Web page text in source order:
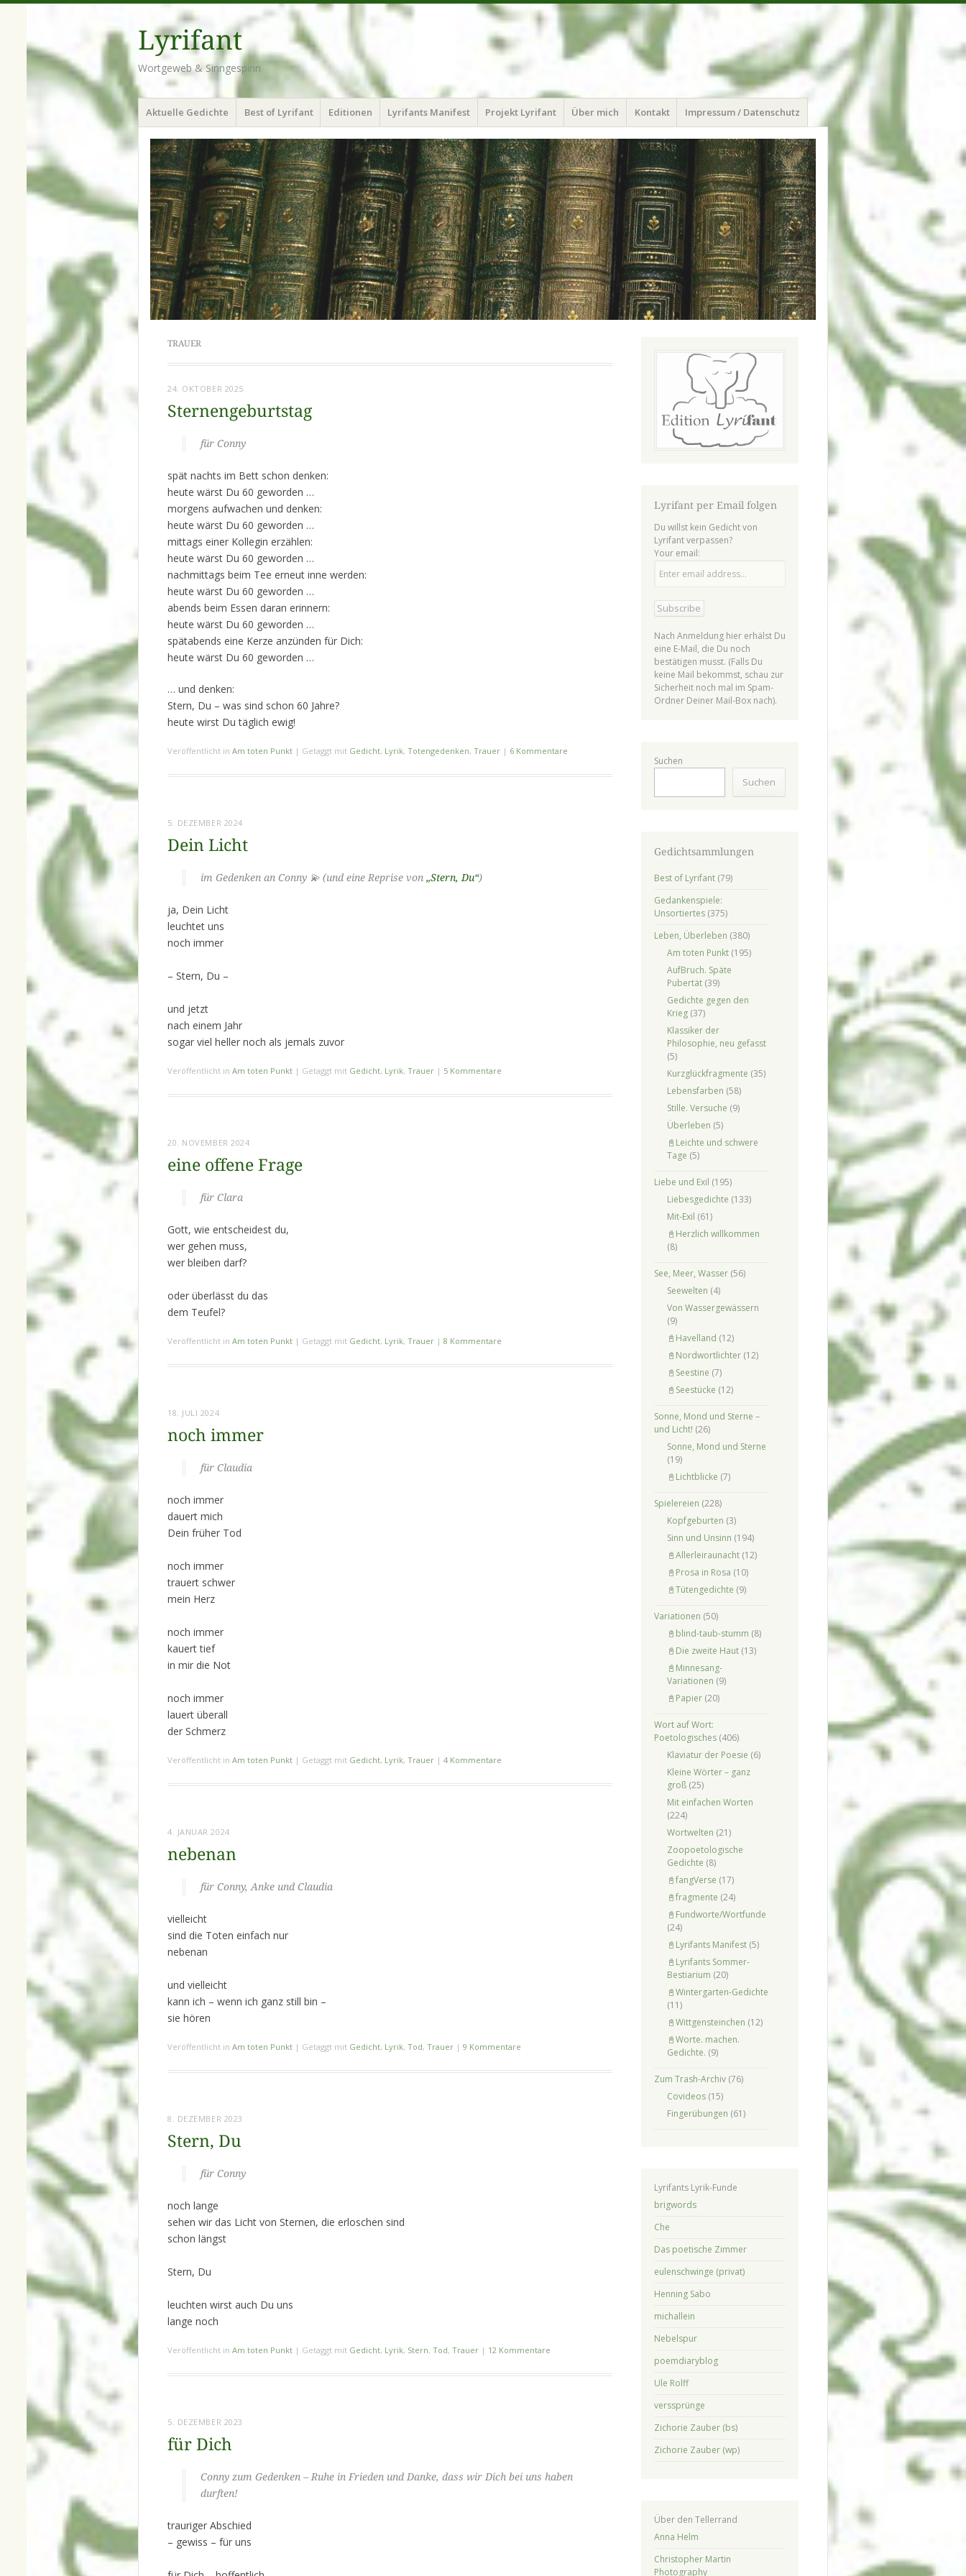
Lyrifant
Wortgeweb & Sinngespinn
Menü
Zum
Inhalt
springen
Aktuelle Gedichte Best of Lyrifant Editionen Lyrifants Manifest Projekt Lyrifant Über mich Kontakt Impressum / Datenschutz
TRAUER
24. OKTOBER 2025
Sternengeburtstag
für Conny
spät nachts im Bett schon denken:
heute wärst Du 60 geworden …
morgens aufwachen und denken:
heute wärst Du 60 geworden …
mittags einer Kollegin erzählen:
heute wärst Du 60 geworden …
nachmittags beim Tee erneut inne werden:
heute wärst Du 60 geworden …
abends beim Essen daran erinnern:
heute wärst Du 60 geworden …
spätabends eine Kerze anzünden für Dich:
heute wärst Du 60 geworden …
… und denken:
Stern, Du – was sind schon 60 Jahre?
heute wirst Du täglich ewig!
Veröffentlicht in Am toten Punkt | Getaggt mit Gedicht, Lyrik, Totengedenken, Trauer | 6 Kommentare
5. DEZEMBER 2024
Dein Licht
im Gedenken an Conny 💫 (und eine Reprise von „Stern, Du“)
ja, Dein Licht
leuchtet uns
noch immer
– Stern, Du –
und jetzt
nach einem Jahr
sogar viel heller noch als jemals zuvor
Veröffentlicht in Am toten Punkt | Getaggt mit Gedicht, Lyrik, Trauer | 5 Kommentare
20. NOVEMBER 2024
eine offene Frage
für Clara
Gott, wie entscheidest du,
wer gehen muss,
wer bleiben darf?
oder überlässt du das
dem Teufel?
Veröffentlicht in Am toten Punkt | Getaggt mit Gedicht, Lyrik, Trauer | 8 Kommentare
18. JULI 2024
noch immer
für Claudia
noch immer
dauert mich
Dein früher Tod
noch immer
trauert schwer
mein Herz
noch immer
kauert tief
in mir die Not
noch immer
lauert überall
der Schmerz
Veröffentlicht in Am toten Punkt | Getaggt mit Gedicht, Lyrik, Trauer | 4 Kommentare
4. JANUAR 2024
nebenan
für Conny, Anke und Claudia
vielleicht
sind die Toten einfach nur
nebenan
und vielleicht
kann ich – wenn ich ganz still bin –
sie hören
Veröffentlicht in Am toten Punkt | Getaggt mit Gedicht, Lyrik, Tod, Trauer | 9 Kommentare
8. DEZEMBER 2023
Stern, Du
für Conny
noch lange
sehen wir das Licht von Sternen, die erloschen sind
schon längst
Stern, Du
leuchten wirst auch Du uns
lange noch
Veröffentlicht in Am toten Punkt | Getaggt mit Gedicht, Lyrik, Stern, Tod, Trauer | 12 Kommentare
5. DEZEMBER 2023
für Dich
Conny zum Gedenken – Ruhe in Frieden und Danke, dass wir Dich bei uns haben
durften!
trauriger Abschied
– gewiss – für uns
Lyrifant per Email folgen
Du willst kein Gedicht von
Lyrifant verpassen?
Your email:
Nach Anmeldung hier erhälst Du
eine E-Mail, die Du noch
bestätigen musst. (Falls Du
keine Mail bekommst, schau zur
Sicherheit noch mal im Spam-
Ordner Deiner Mail-Box nach).
Suchen
Suchen
Gedichtsammlungen
Best of Lyrifant(79)
Gedankenspiele:
Unsortiertes(375)
Leben, Überleben (380)
Am toten Punkt(195)
AufBruch. Späte
Pubertät(39)
Gedichte gegen den
Krieg(37)
Klassiker der
Philosophie, neu gefasst
(5)
Kurzglückfragmente (35)
Lebensfarben (58)
Stille. Versuche (9)
Überleben (5)
📓Leichte und schwere
Tage (5)
Liebe und Exil (195)
Liebesgedichte (133)
Mit-Exil (61)
📓Herzlich willkommen
(8)
See, Meer, Wasser(56)
Seewelten (4)
Von Wassergewässern
(9)
📓Havelland (12)
📓Nordwortlichter(12)
📓Seestine (7)
📓Seestücke (12)
Sonne, Mond und Sterne –
und Licht! (26)
Sonne, Mond und Sterne
(19)
📓Lichtblicke (7)
Spielereien (228)
Kopfgeburten (3)
Sinn und Unsinn (194)
📓Allerleiraunacht(12)
📓Prosa in Rosa (10)
📓Tütengedichte (9)
Variationen (50)
📓blind-taub-stumm (8)
📓Die zweite Haut(13)
📓Minnesang-
Variationen (9)
📓Papier(20)
Wort auf Wort:
Poetologisches(406)
Klaviatur der Poesie (6)
Kleine Wörter – ganz
groß(25)
Mit einfachen Worten
(224)
Wortwelten (21)
Zoopoetologische
Gedichte (8)
📓fangVerse (17)
📓fragmente (24)
📓Fundworte/Wortfunde
(24)
📓Lyrifants Manifest(5)
📓Lyrifants Sommer-
Bestiarium (20)
📓Wintergarten-Gedichte
(11)
📓Wittgensteinchen (12)
📓Worte. machen.
Gedichte. (9)
Zum Trash-Archiv(76)
Covideos(15)
Fingerübungen (61)
Lyrifants Lyrik-Funde
brigwords
Che
Das poetische Zimmer
eulenschwinge (privat)
Henning Sabo
michallein
Nebelspur
poemdiaryblog
Ule Rolff
verssprünge
Zichorie Zauber (bs)
Zichorie Zauber (wp)
Über den Tellerrand
Anna Helm
Christopher Martin
Photography